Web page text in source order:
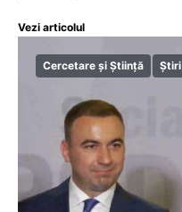
Vezi articolul
Cercetare și Știință Știri